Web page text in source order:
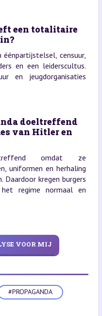
een totalitaire
censuur,
en een leiderscultus.
en jeugdorganisaties
doeltreffend
van Hitler en
omdat ze
uniformen en herhaling
Daardoor kregen burgers
regime normaal en
VOOR MIJ
#PROPAGANDA